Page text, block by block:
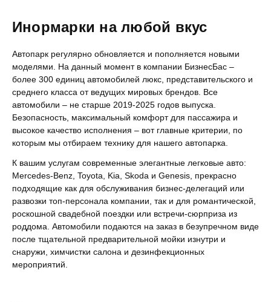
Инормарки на любой вкус
Автопарк регулярно обновляется и пополняется новыми
моделями. На данный момент в компании БизнесБас –
более 300 единиц автомобилей люкс, представительского и
среднего класса от ведущих мировых брендов. Все
автомобили – не старше 2019-2025 годов выпуска.
Безопасность, максимальный комфорт для пассажира и
высокое качество исполнения – вот главные критерии, по
которым мы отбираем технику для нашего автопарка.
К вашим услугам современные элегантные легковые авто:
Mercedes-Benz, Toyota, Kia, Skoda и Genesis, прекрасно
подходящие как для обслуживания бизнес-делегаций или
развозки топ-персонала компании, так и для романтической,
роскошной свадебной поездки или встречи-сюрприза из
роддома. Автомобили подаются на заказ в безупречном виде
после тщательной предварительной мойки изнутри и
снаружи, химчистки салона и дезинфекционных
мероприятий.